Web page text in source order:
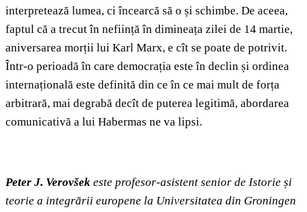
interpretează lumea, ci încearcă să o și schimbe. De aceea,
faptul că a trecut în neființă în dimineața zilei de 14 martie,
aniversarea morții lui Karl Marx, e cît se poate de potrivit.
Într-o perioadă în care democrația este în declin și ordinea
internațională este definită din ce în ce mai mult de forța
arbitrară, mai degrabă decît de puterea legitimă, abordarea
comunicativă a lui Habermas ne va lipsi.
Peter J. Verovšek este profesor-asistent senior de Istorie și
teorie a integrării europene la Universitatea din Groningen